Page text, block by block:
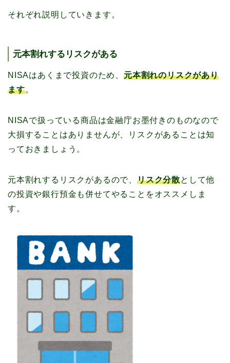
それぞれ説明していきます。
元本割れするリスクがある
NISAはあくまで投資のため、 元本割れのリスクがあり
ます。
NISAで扱っている商品は金融庁お墨付きのものなので
大損することはありませんが、リスクがあることは知
っておきましょう。
元本割れするリスクがあるので、 リスク分散として他
の投資や銀行預金も併せてやることをオススメしま
す。